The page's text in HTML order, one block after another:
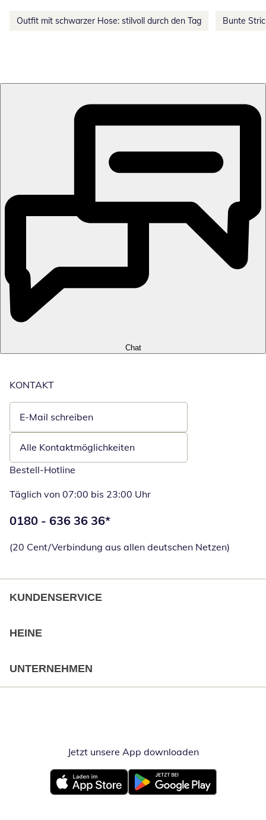
Outfit mit schwarzer Hose: stilvoll durch den Tag Bunte
Chat
KONTAKT
E-Mail schreiben
Öffnet E-Mail-Client
Alle Kontaktmöglichkeiten
Bestell-Hotline
Täglich von 07:00 bis 23:00 Uhr
Telefonnummer:
0180 - 636 36 36*
(20 Cent/Verbindung aus allen deutschen Netzen)
KUNDENSERVICE
HEINE
UNTERNEHMEN
Jetzt unsere App downloadenÖffnet in
Öffnet in neuem FensterÖffnet in neuem Fenster